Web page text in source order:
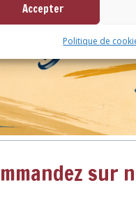
Accepter
Politique de
sur